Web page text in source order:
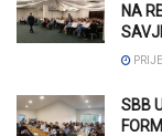
NA
SBB